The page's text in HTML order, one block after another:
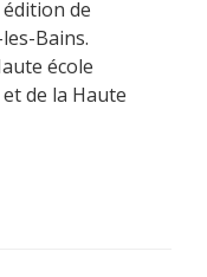
de
Bains.
école
de la Haute